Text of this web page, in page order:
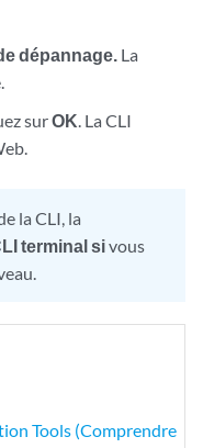
dépannage. La
surOK. La CLI
la CLI, la
terminal sivous
Tools (Comprendre